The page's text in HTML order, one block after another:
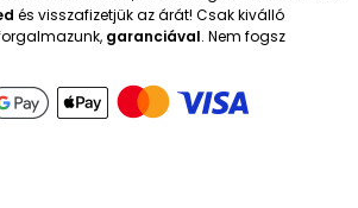
és visszafizetjük az árát! Csak kiválló
garanciával. Nem fogsz